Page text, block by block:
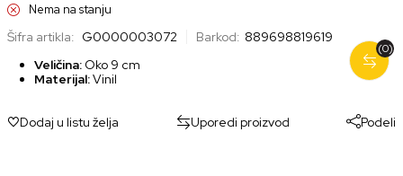
Nema na stanju
Šifra artikla: G0000003072 Barkod: 889698819619
Veličina: Oko 9 cm
Materijal:Vinil
Dodaj u listu želja Uporedi proizvod Podeli
(0)